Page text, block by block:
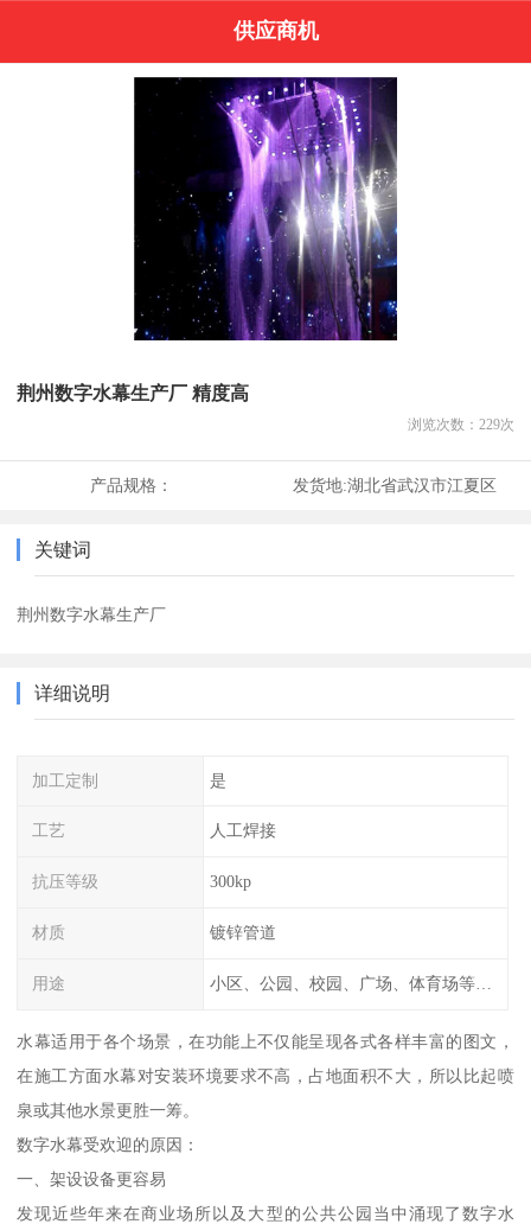
供应商机
荆州数字水幕生产厂 精度高
浏览次数： 229次
产品规格： 发货地:湖北省武汉市江夏区
关键词
荆州数字水幕生产厂
详细说明
加工定制 是
工艺 人工焊接
抗压等级 300kp
材质 镀锌管道
用途 小区、公园、校园、广场、体育场等公共场所
水幕适用于各个场景，在功能上不仅能呈现各式各样丰富的图文，
在施工方面水幕对安装环境要求不高，占地面积不大，所以比起喷
泉或其他水景更胜一筹。
数字水幕受欢迎的原因：
一、架设设备更容易
发现近些年来在商业场所以及大型的公共公园当中涌现了数字水